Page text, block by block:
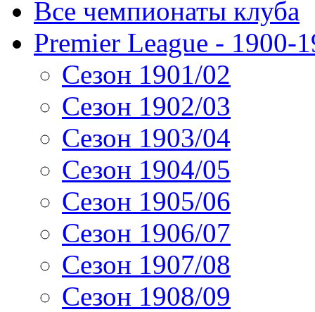
Все чемпионаты клуба
Premier League - 1900-
Сезон 1901/02
Сезон 1902/03
Сезон 1903/04
Сезон 1904/05
Сезон 1905/06
Сезон 1906/07
Сезон 1907/08
Сезон 1908/09